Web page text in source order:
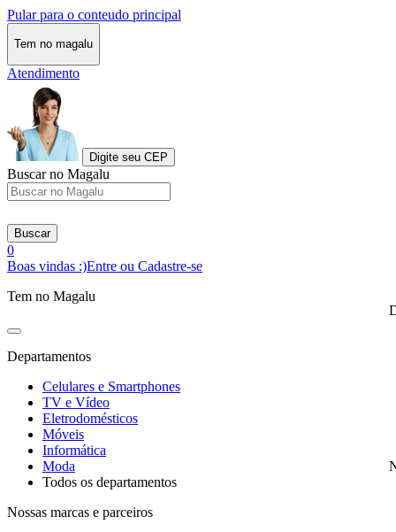
Pular para o conteudo principal
Tem no magalu
Atendimento
Digite seu CEP
Buscar no Magalu
Buscar
0
Boas vindas :)Entre ou Cadastre-se
Tem no Magalu
Departamentos
Celulares e Smartphones
TV e Vídeo
Eletrodomésticos
Móveis
Informática
Moda
Todos os departamentos
Nossas marcas e parceiros